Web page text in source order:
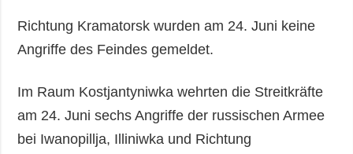
Richtung Kramatorsk wurden am 24. Juni keine
Angriffe des Feindes gemeldet.
Im Raum Kostjantyniwka wehrten die Streitkräfte
am 24. Juni sechs Angriffe der russischen Armee
bei Iwanopillja, Illiniwka und Richtung